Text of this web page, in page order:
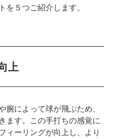
を５つご紹介します。
上
腕によって球が飛ぶため、
ます。この手打ちの感覚に
ィーリングが向上し、より